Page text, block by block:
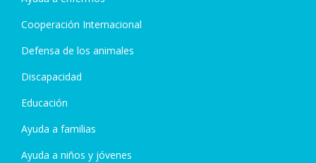
Cooperación Internacional
Defensa de los animales
Discapacidad
Educación
Ayuda a familias
Ayuda a niños y jóvenes